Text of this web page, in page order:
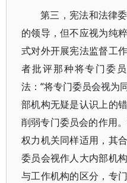
第三，宪法和法律
的领导，但不应视为纯
式对外开展宪法监督工
者批评那种将专门委
法：“将专门委员会视为
部机构无疑是认识上的
削弱专门委员会的作用
权力机关同样适用，其
委员会视作人大内部机
与工作机构的区分，专